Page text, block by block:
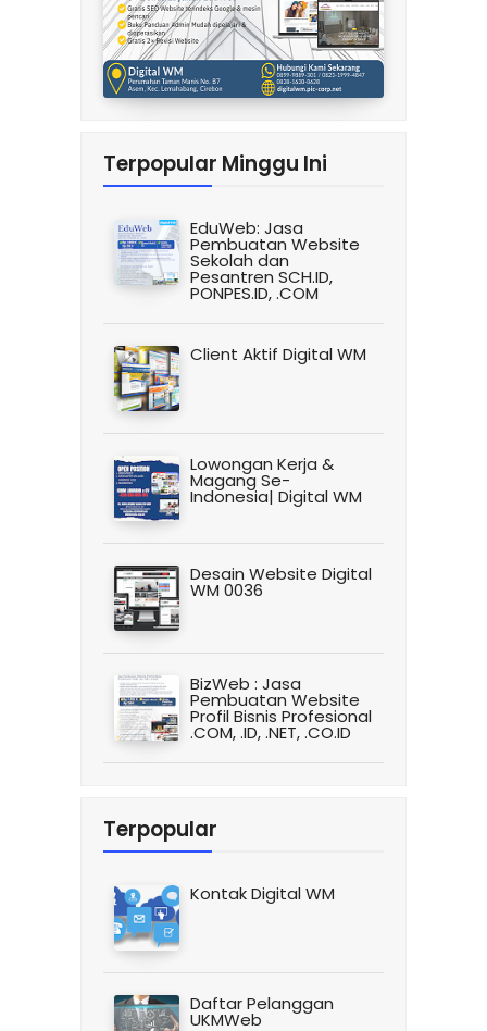
Terpopular Minggu Ini
EduWeb: Jasa
Pembuatan Website
Sekolah dan
Pesantren SCH.ID,
PONPES.ID, .COM
Client Aktif Digital WM
Lowongan Kerja &
Magang Se-
Indonesia| Digital WM
Desain Website Digital
WM 0036
BizWeb : Jasa
Pembuatan Website
Profil Bisnis Profesional
.COM, .ID, .NET, .CO.ID
Terpopular
Kontak Digital WM
Daftar Pelanggan
UKMWeb